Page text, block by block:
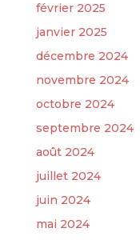
février 2025
janvier 2025
décembre 2024
novembre 2024
octobre 2024
septembre 2024
août 2024
juillet 2024
juin 2024
mai 2024